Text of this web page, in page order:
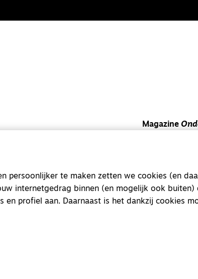
Magazine
Magazine
Kvk-nummer
persoonlijker te maken zetten we cookies (en
internetgedrag binnen (en mogelijk ook
profiel aan. Daarnaast is het dankzij cookies